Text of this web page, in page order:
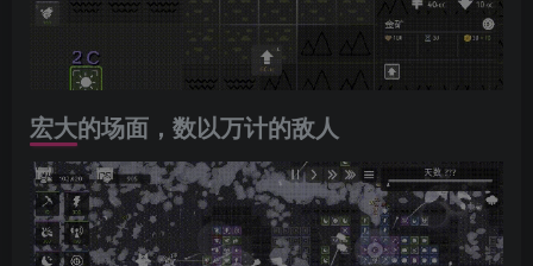
宏大的场面，数以万计的敌人